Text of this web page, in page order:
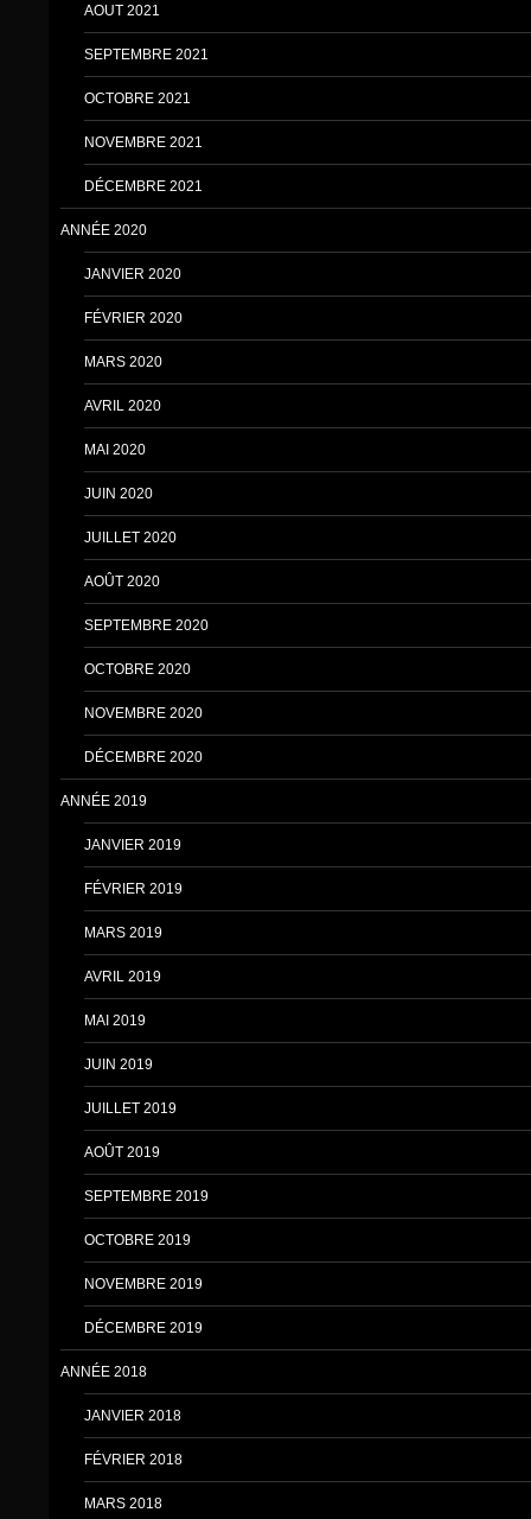
AOUT 2021
SEPTEMBRE 2021
OCTOBRE 2021
NOVEMBRE 2021
DÉCEMBRE 2021
ANNÉE 2020
JANVIER 2020
FÉVRIER 2020
MARS 2020
AVRIL 2020
MAI 2020
JUIN 2020
JUILLET 2020
AOÛT 2020
SEPTEMBRE 2020
OCTOBRE 2020
NOVEMBRE 2020
DÉCEMBRE 2020
ANNÉE 2019
JANVIER 2019
FÉVRIER 2019
MARS 2019
AVRIL 2019
MAI 2019
JUIN 2019
JUILLET 2019
AOÛT 2019
SEPTEMBRE 2019
OCTOBRE 2019
NOVEMBRE 2019
DÉCEMBRE 2019
ANNÉE 2018
JANVIER 2018
FÉVRIER 2018
MARS 2018